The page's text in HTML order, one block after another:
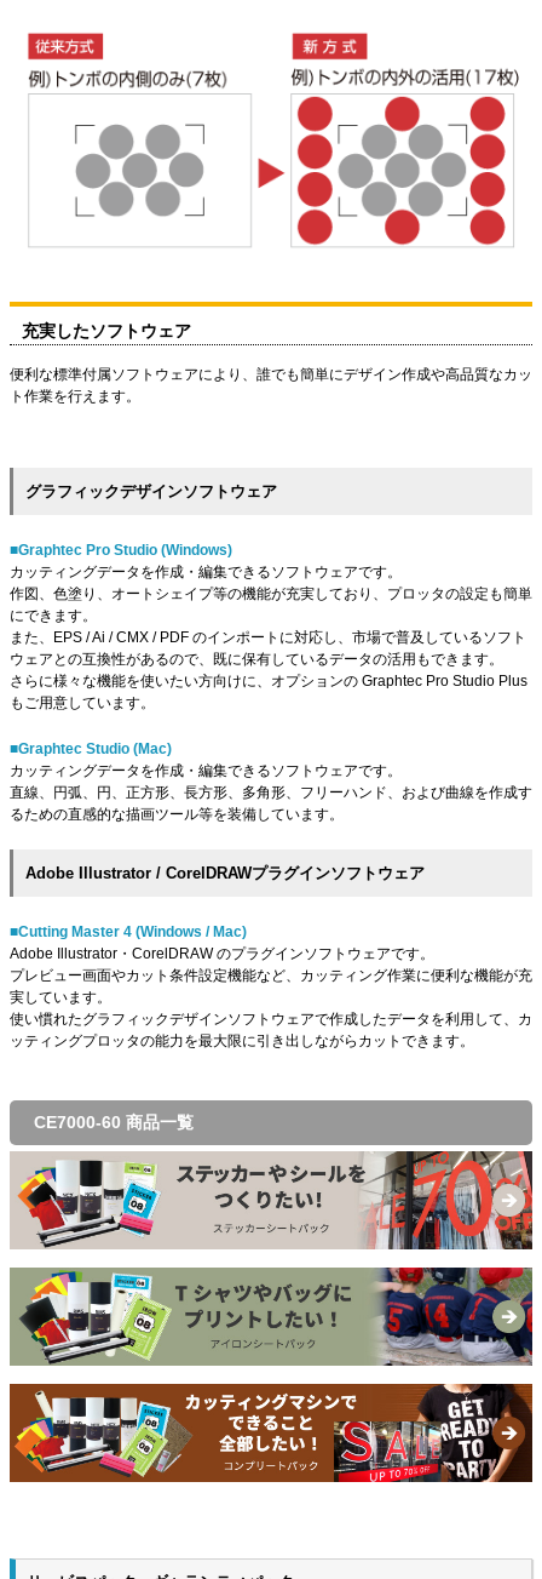
充実したソフトウェア
便利な標準付属ソフトウェアにより、誰でも簡単にデザイン作成や高品質なカッ
ト作業を行えます。
グラフィックデザインソフトウェア
■Graphtec Pro Studio (Windows)
カッティングデータを作成・編集できるソフトウェアです。
作図、色塗り、オートシェイプ等の機能が充実しており、プロッタの設定も簡単
にできます。
また、EPS / Ai / CMX / PDF のインポートに対応し、市場で普及しているソフト
ウェアとの互換性があるので、既に保有しているデータの活用もできます。
さらに様々な機能を使いたい方向けに、オプションの Graphtec Pro Studio Plus
もご用意しています。
■Graphtec Studio (Mac)
カッティングデータを作成・編集できるソフトウェアです。
直線、円弧、円、正方形、長方形、多角形、フリーハンド、および曲線を作成す
るための直感的な描画ツール等を装備しています。
Adobe Illustrator / CorelDRAWプラグインソフトウェア
■Cutting Master 4 (Windows / Mac)
Adobe Illustrator・CorelDRAW のプラグインソフトウェアです。
プレビュー画面やカット条件設定機能など、カッティング作業に便利な機能が充
実しています。
使い慣れたグラフィックデザインソフトウェアで作成したデータを利用して、カ
ッティングプロッタの能力を最大限に引き出しながらカットできます。
CE7000-60 商品一覧